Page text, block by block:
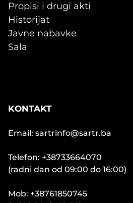
Propisi i drugi akti
Historijat
Javne nabavke
Sala
KONTAKT
Email: sartrinfo@sartr.ba
Telefon: +38733664070
(radni dan od 09:00 do 16:00)
Mob: +38761850745